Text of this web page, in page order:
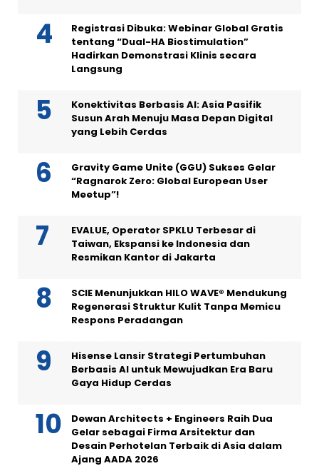
Registrasi Dibuka: Webinar Global Gratis
tentang “Dual-HA Biostimulation”
Hadirkan Demonstrasi Klinis secara
Langsung
Konektivitas Berbasis AI: Asia Pasifik
Susun Arah Menuju Masa Depan Digital
yang Lebih Cerdas
Gravity Game Unite (GGU) Sukses Gelar
“Ragnarok Zero: Global European User
Meetup”!
EVALUE, Operator SPKLU Terbesar di
Taiwan, Ekspansi ke Indonesia dan
Resmikan Kantor di Jakarta
SCIE Menunjukkan HILO WAVE® Mendukung
Regenerasi Struktur Kulit Tanpa Memicu
Respons Peradangan
Hisense Lansir Strategi Pertumbuhan
Berbasis AI untuk Mewujudkan Era Baru
Gaya Hidup Cerdas
Dewan Architects + Engineers Raih Dua
Gelar sebagai Firma Arsitektur dan
Desain Perhotelan Terbaik di Asia dalam
Ajang AADA 2026